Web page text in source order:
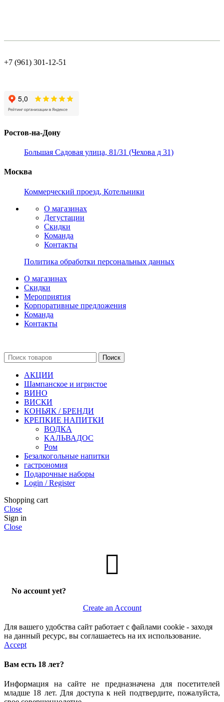
+7 (961) 301-12-51
Ростов-на-Дону
Большая Садовая улица, 81/31 (Чехова д 31)
Москва
Коммерческий проезд, Котельники
О магазинах
Дегустации
Скидки
Команда
Контакты
Политика обработки персональных данных
О магазинах
Скидки
Мероприятия
Корпоративные предложения
Команда
Контакты
Поиск
АКЦИИ
Шампанское и игристое
ВИНО
ВИСКИ
КОНЬЯК / БРЕНДИ
КРЕПКИЕ НАПИТКИ
ВОДКА
КАЛЬВАДОС
Ром
Безалкогольные напитки
гастрономия
Подарочные наборы
Login / Register
Shopping cart
Close
Sign in
Close
No account yet?
Create an Account
Для вашего удобства сайт работает с файлами cookie - заходя
на данный ресурс, вы соглашаетесь на их использование.
Accept
Вам есть 18 лет?
Информация на сайте не предназначена для посетителей
младше 18 лет. Для доступа к ней подтвердите, пожалуйста,